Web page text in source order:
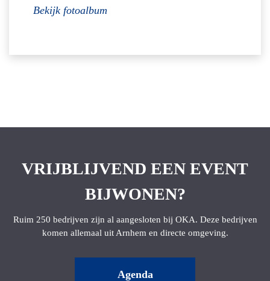
Bekijk fotoalbum
VRIJBLIJVEND EEN EVENT
BIJWONEN?
Ruim 250 bedrijven zijn al aangesloten bij OKA. Deze bedrijven
komen allemaal uit Arnhem en directe omgeving.
Agenda